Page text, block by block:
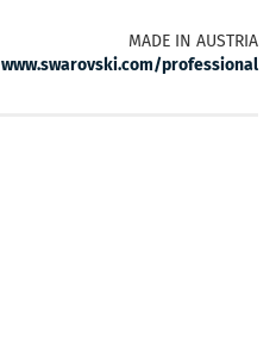
MADE IN AUSTRIA
www.swarovski.com/professional